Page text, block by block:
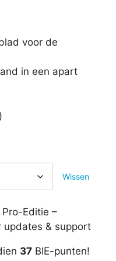
voor de
in een apart
Wissen
Pro-Editie –
updates & support
37 BIE-punten!